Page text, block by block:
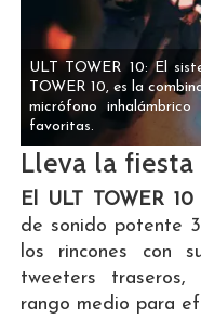
ULT TOWER 10: El
TOWER 10, es la
micrófono
favoritas.
Lleva la
El ULT TOWER 10
de sonido potente
los rincones con
tweeters
rango medio para